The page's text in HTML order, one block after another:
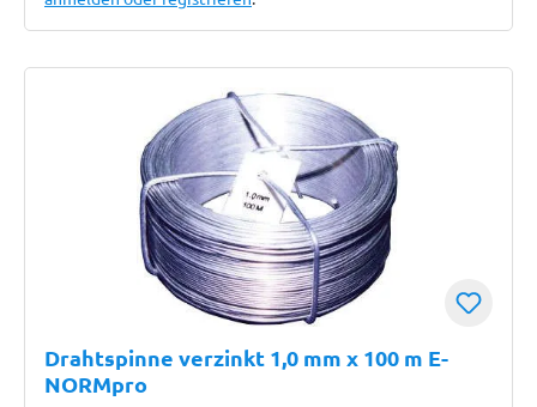
Drahtspinne verzinkt 1,0 mm x 100 m E-
NORMpro